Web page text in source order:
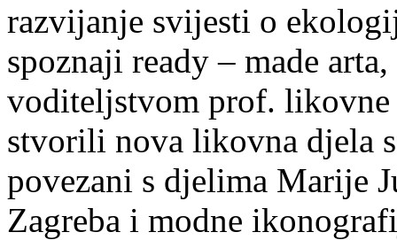
razvijanje svijesti o
spoznaji ready – made
voditeljstvom prof. likovne
stvorili nova likovna djela
povezani s djelima Marije
Zagreba i modne